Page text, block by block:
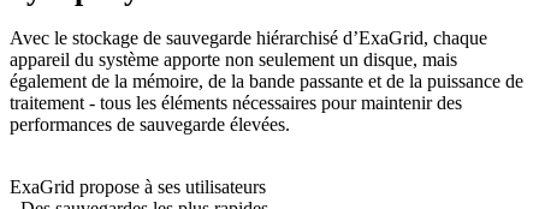
Avec le stockage de sauvegarde hiérarchisé d’ExaGrid, chaque
appareil du système apporte non seulement un disque, mais
également de la mémoire, de la bande passante et de la puissance de
traitement - tous les éléments nécessaires pour maintenir des
performances de sauvegarde élevées.
ExaGrid propose à ses utilisateurs